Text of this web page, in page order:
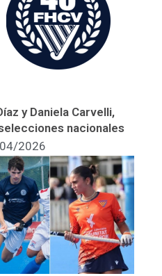
y Daniela Carvelli,
nacionales
2026